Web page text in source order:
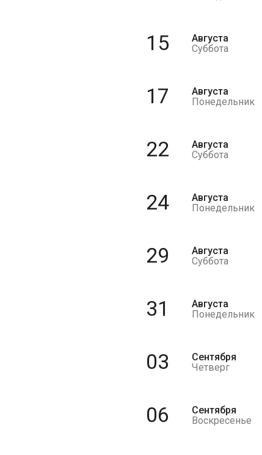
15
Августа
Суббота
17
Августа
Понедельник
22
Августа
Суббота
24
Августа
Понедельник
29
Августа
Суббота
31
Августа
Понедельник
03
Сентября
Четверг
06
Сентября
Воскресенье